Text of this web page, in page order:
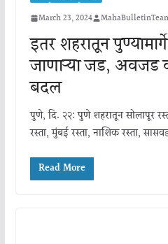
March 23, 2024
इतर शहरातून
जाणाऱ्या जड, अवजड
बदल
पुणे, दि. २२: पुणे शहरातून सोलापूर
रस्ता, मुंबई रस्ता, नाशिक रस्ता,
Read More